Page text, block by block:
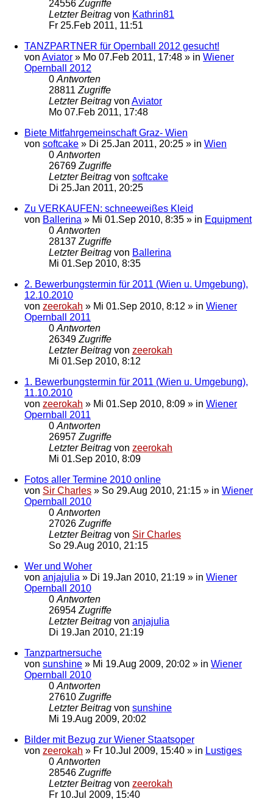
24556 Zugriffe
Letzter Beitrag von Kathrin81
Fr 25.Feb 2011, 11:51
TANZPARTNER für Opernball 2012 gesucht!
von Aviator » Mo 07.Feb 2011, 17:48 » in Wiener
Opernball 2012
0 Antworten
28811 Zugriffe
Letzter Beitrag von Aviator
Mo 07.Feb 2011, 17:48
Biete Mitfahrgemeinschaft Graz- Wien
von softcake » Di 25.Jan 2011, 20:25 » in Wien
0 Antworten
26769 Zugriffe
Letzter Beitrag von softcake
Di 25.Jan 2011, 20:25
Zu VERKAUFEN: schneeweißes Kleid
von Ballerina » Mi 01.Sep 2010, 8:35 » in Equipment
0 Antworten
28137 Zugriffe
Letzter Beitrag von Ballerina
Mi 01.Sep 2010, 8:35
2. Bewerbungstermin für 2011 (Wien u. Umgebung),
12.10.2010
von zeerokah » Mi 01.Sep 2010, 8:12 » in Wiener
Opernball 2011
0 Antworten
26349 Zugriffe
Letzter Beitrag von zeerokah
Mi 01.Sep 2010, 8:12
1. Bewerbungstermin für 2011 (Wien u. Umgebung),
11.10.2010
von zeerokah » Mi 01.Sep 2010, 8:09 » in Wiener
Opernball 2011
0 Antworten
26957 Zugriffe
Letzter Beitrag von zeerokah
Mi 01.Sep 2010, 8:09
Fotos aller Termine 2010 online
von Sir Charles » So 29.Aug 2010, 21:15 » in Wiener
Opernball 2010
0 Antworten
27026 Zugriffe
Letzter Beitrag von Sir Charles
So 29.Aug 2010, 21:15
Wer und Woher
von anjajulia » Di 19.Jan 2010, 21:19 » in Wiener
Opernball 2010
0 Antworten
26954 Zugriffe
Letzter Beitrag von anjajulia
Di 19.Jan 2010, 21:19
Tanzpartnersuche
von sunshine » Mi 19.Aug 2009, 20:02 » in Wiener
Opernball 2010
0 Antworten
27610 Zugriffe
Letzter Beitrag von sunshine
Mi 19.Aug 2009, 20:02
Bilder mit Bezug zur Wiener Staatsoper
von zeerokah » Fr 10.Jul 2009, 15:40 » in Lustiges
0 Antworten
28546 Zugriffe
Letzter Beitrag von zeerokah
Fr 10.Jul 2009, 15:40